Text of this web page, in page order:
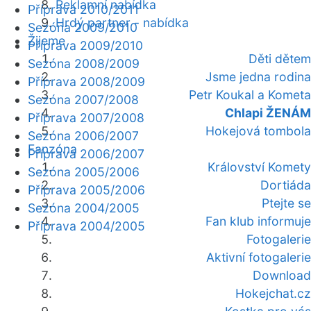
Reklamní nabídka
Hrdý partner - nabídka
Žijeme
Děti dětem
Jsme jedna rodina
Petr Koukal a Kometa
Chlapi ŽENÁM
Hokejová tombola
Fanzóna
Království Komety
Dortiáda
Ptejte se
Fan klub informuje
Fotogalerie
Aktivní fotogalerie
Download
Hokejchat.cz
Příprava 2010/2011
Sezóna 2009/2010
Příprava 2009/2010
Sezóna 2008/2009
Příprava 2008/2009
Sezóna 2007/2008
Příprava 2007/2008
Sezóna 2006/2007
Příprava 2006/2007
Sezóna 2005/2006
Příprava 2005/2006
Sezóna 2004/2005
Příprava 2004/2005